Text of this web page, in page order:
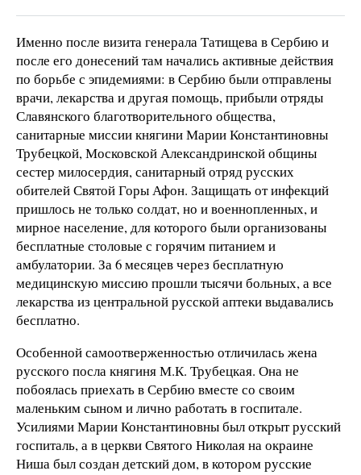
Именно после визита генерала Татищева в Сербию и
после его донесений там начались активные действия
по борьбе с эпидемиями: в Сербию были отправлены
врачи, лекарства и другая помощь, прибыли отряды
Славянского благотворительного общества,
санитарные миссии княгини Марии Константиновны
Трубецкой, Московской Александринской общины
сестер милосердия, санитарный отряд русских
обителей Святой Горы Афон. Защищать от инфекций
пришлось не только солдат, но и военнопленных, и
мирное население, для которого были организованы
бесплатные столовые с горячим питанием и
амбулатории. За 6 месяцев через бесплатную
медицинскую миссию прошли тысячи больных, а все
лекарства из центральной русской аптеки выдавались
бесплатно.
Особенной самоотверженностью отличилась жена
русского посла княгиня М.К. Трубецкая. Она не
побоялась приехать в Сербию вместе со своим
маленьким сыном и лично работать в госпитале.
Усилиями Марии Константиновны был открыт русский
госпиталь, а в церкви Святого Николая на окраине
Ниша был создан детский дом, в котором русские